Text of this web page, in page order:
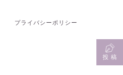
プライバシーポリシー
投 稿